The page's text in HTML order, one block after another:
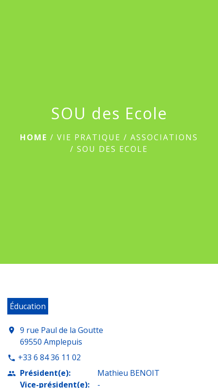
SOU des Ecole
HOME / VIE PRATIQUE / ASSOCIATIONS
/ SOU DES ECOLE
Éducation
location_on
9 rue Paul de la Goutte
69550 Amplepuis
phone +33 6 84 36 11 02
people Président(e):
Vice-président(e):
Mathieu BENOIT
-